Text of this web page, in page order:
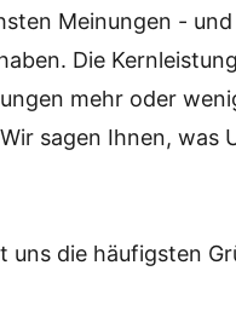
Meinungen -
Die
mehr oder
sagen Ihnen, was
uns die häufigsten